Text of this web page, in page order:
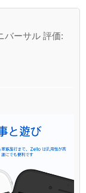
バーサル 評価: